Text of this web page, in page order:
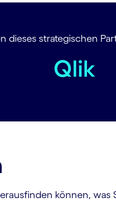
dieses strategischen
Qlik
können,